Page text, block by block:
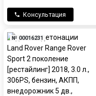
Консультация
№ 00016231